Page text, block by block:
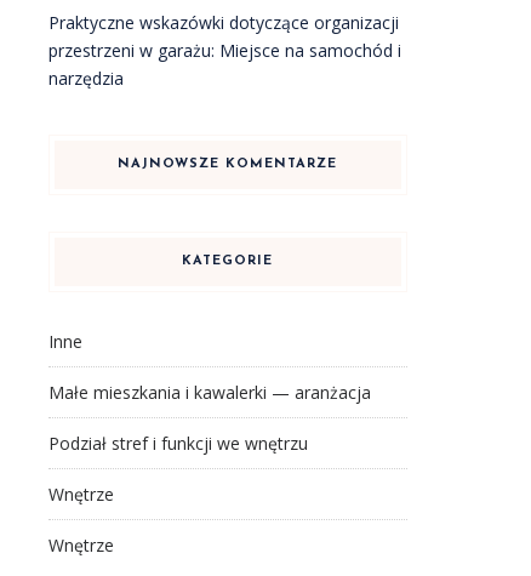
Praktyczne wskazówki dotyczące organizacji
przestrzeni w garażu: Miejsce na samochód i
narzędzia
NAJNOWSZE KOMENTARZE
KATEGORIE
Inne
Małe mieszkania i kawalerki — aranżacja
Podział stref i funkcji we wnętrzu
Wnętrze
Wnętrze